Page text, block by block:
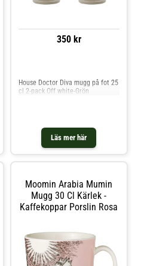
350 kr
Läs mer här
House Doctor Diva mugg på fot 25
cl 2-pack Off white-Grön
Moomin Arabia Mumin
Mugg 30 Cl Kärlek -
Kaffekoppar Porslin Rosa